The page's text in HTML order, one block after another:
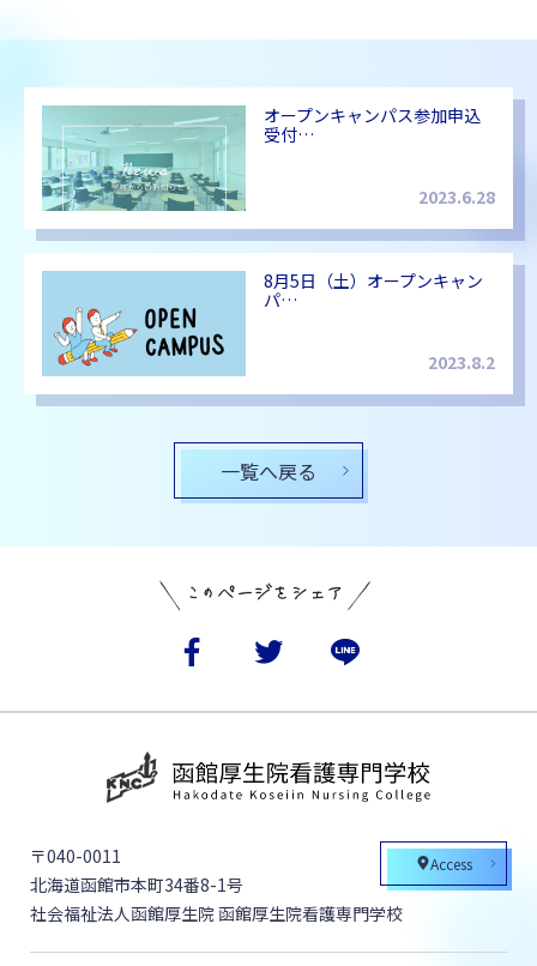
オープンキャンパス参加申込
受付…
2023.6.28
一覧へ戻る
8月5日（土）オープンキャン
パ…
2023.8.2
Access
〒040-0011
北海道函館市本町34番8-1号
社会福祉法人函館厚生院 函館厚生院看護専門学校